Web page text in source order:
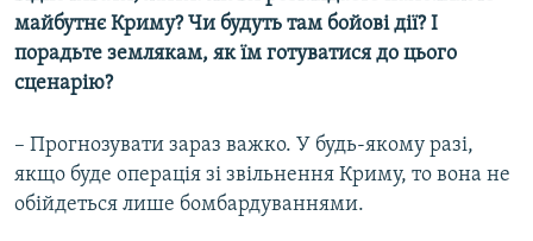
майбутнє Криму? Чи будуть там бойові дії? І
порадьте землякам, як їм готуватися до цього
сценарію?
– Прогнозувати зараз важко. У будь-якому разі,
якщо буде операція зі звільнення Криму, то вона не
обійдеться лише бомбардуваннями.